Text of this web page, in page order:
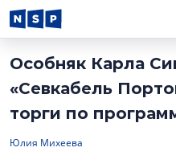
Особняк Карла
«Севкабель
торги по
Юлия Михеева